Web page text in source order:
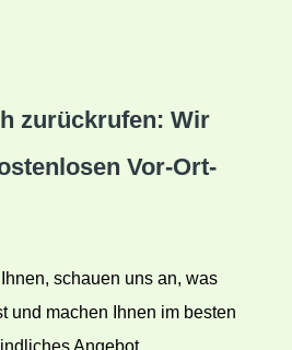
zurückrufen: Wir
Vor-Ort-
schauen uns an, was
und machen Ihnen im besten
Angebot.